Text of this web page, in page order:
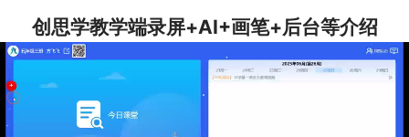
阳谷县第二中学
北京爱心语润康复中心
创思学教学端录屏+AI+画笔+后台等介绍